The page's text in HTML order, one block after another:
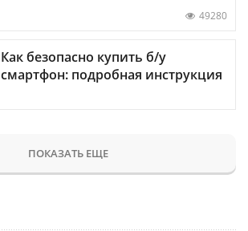
49280
Как безопасно купить б/у
смартфон: подробная инструкция
ПОКАЗАТЬ ЕЩЕ